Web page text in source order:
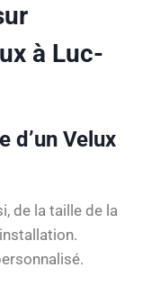
à Luc-
d’un Velux
de la taille de la